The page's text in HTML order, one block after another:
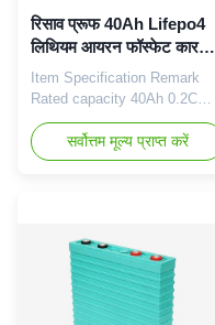
रिसाव प्रूफ 40Ah Lifepo4
लिथियम आयरन फॉस्फेट कार
बैटरी GBS-LFP40Ah
Item Specification Remark
Rated capacity 40Ah 0.2C
rate discharge capacity
Minimum capacity 40Ah
Internal impedance ≤0.8mΩ
current 20A End-of-discharge
voltage 2.5V Standard charge
method Constant current 10A
Charge ...
सर्वोत्तम मूल्य प्राप्त करें